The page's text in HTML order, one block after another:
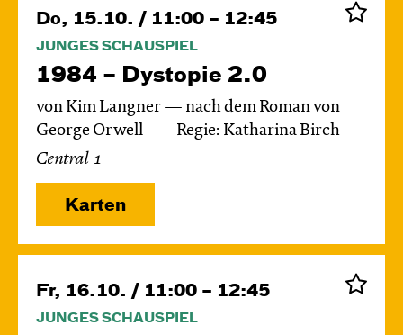
Do, 15.10. / 11:00 – 12:45
JUNGES SCHAUSPIEL
1984 – Dystopie 2.0
von Kim Langner — nach dem Roman von
George Orwell
Regie: Katharina Birch
Central 1
Karten
Fr, 16.10. / 11:00 – 12:45
JUNGES SCHAUSPIEL